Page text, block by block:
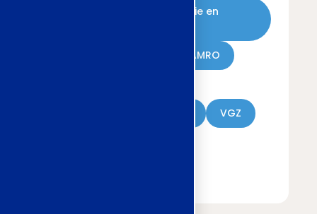
Grondstoffen Energie en
ABN AMRO
VGZ